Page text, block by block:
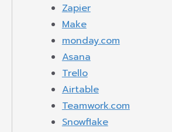
Zapier
Make
monday.com
Asana
Trello
Airtable
Teamwork.com
Snowflake